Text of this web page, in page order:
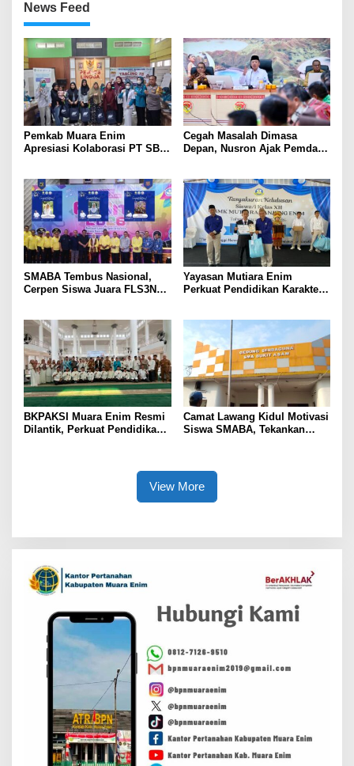
News Feed
Pemkab Muara Enim
Apresiasi Kolaborasi PT SBS
Cegah Masalah Dimasa
Depan, Nusron Ajak Pemda
SMABA Tembus Nasional,
Cerpen Siswa Juara FLS3N
Yayasan Mutiara Enim
Perkuat Pendidikan Karakter,
Mutiara
BKPAKSI Muara Enim Resmi
Dilantik, Perkuat Pendidikan
Camat Lawang Kidul Motivasi
Siswa SMABA, Tekankan
View More